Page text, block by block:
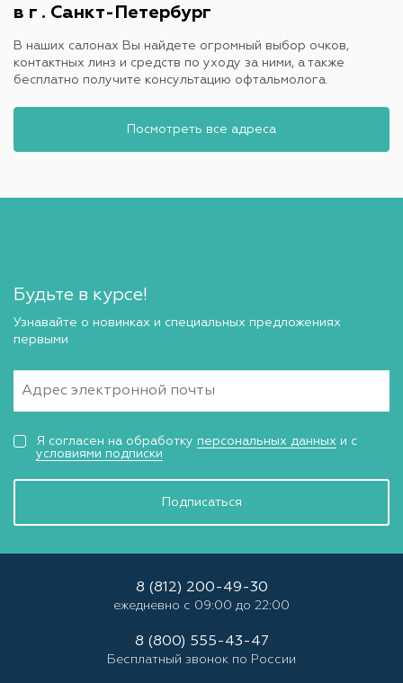
в г . Санкт-Петербург
В наших салонах Вы найдете огромный выбор очков,
контактных линз и средств по уходу за ними, а также
бесплатно получите консультацию офтальмолога.
Посмотреть все адреса
Будьте в курсе!
Узнавайте о новинках и специальных предложениях
первыми
Подписаться
Я согласен на обработку персональных данных и с
условиями подписки
8 (812) 200-49-30
ежедневно с 09:00 до 22:00
8 (800) 555-43-47
Бесплатный звонок по России